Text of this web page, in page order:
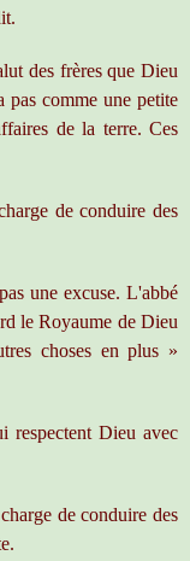
des frères que Dieu
pas comme une petite
de la terre. Ces
de conduire des
une excuse. L'abbé
le Royaume de Dieu
choses en plus »
respectent Dieu avec
de conduire des